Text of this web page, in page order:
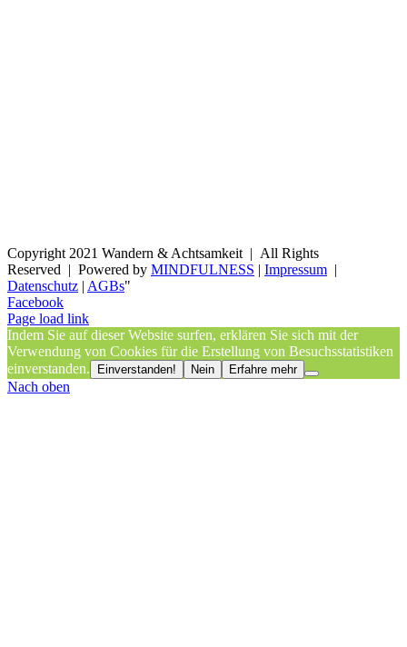
Copyright 2021 Wandern & Achtsamkeit | All Rights
Reserved | Powered by MINDFULNESS | Impressum |
Datenschutz | AGBs"
Facebook
Page load link
Indem Sie auf dieser Website surfen, erklären Sie sich mit der
Verwendung von Cookies für die Erstellung von Besuchsstatistiken
einverstanden.
Einverstanden! Nein Erfahre mehr
Nach oben